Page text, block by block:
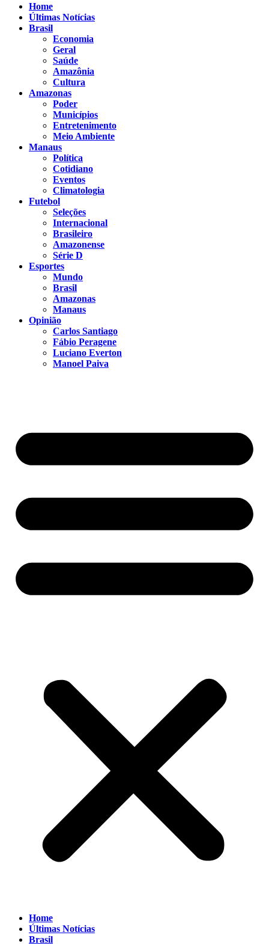
Home
Últimas Notícias
Brasil
Economia
Geral
Saúde
Amazônia
Cultura
Amazonas
Poder
Municípios
Entretenimento
Meio Ambiente
Manaus
Política
Cotidiano
Eventos
Climatologia
Futebol
Seleções
Internacional
Brasileiro
Amazonense
Série D
Esportes
Mundo
Brasil
Amazonas
Manaus
Opinião
Carlos Santiago
Fábio Peragene
Luciano Everton
Manoel Paiva
Home
Últimas Notícias
Brasil